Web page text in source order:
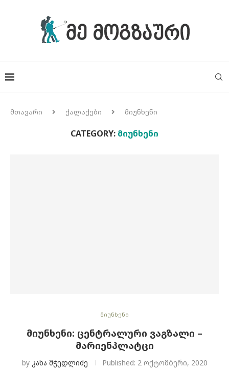
მთავარი ქალაქები მიუნხენი
CATEGORY: ᲛᲘᲣᲜᲮᲔᲜᲘ
მიუნხენი
ᲛᲘᲣᲜᲮᲔᲜᲘ: ᲪᲔᲜᲢᲠᲐᲚᲣᲠᲘ ᲕᲐᲒᲖᲐᲚᲘ –
ᲛᲐᲠᲘᲔᲜᲞᲚᲐᲢᲪᲘ
by კახა მჭედლიძე Published: 2 ოქტომბერი, 2020